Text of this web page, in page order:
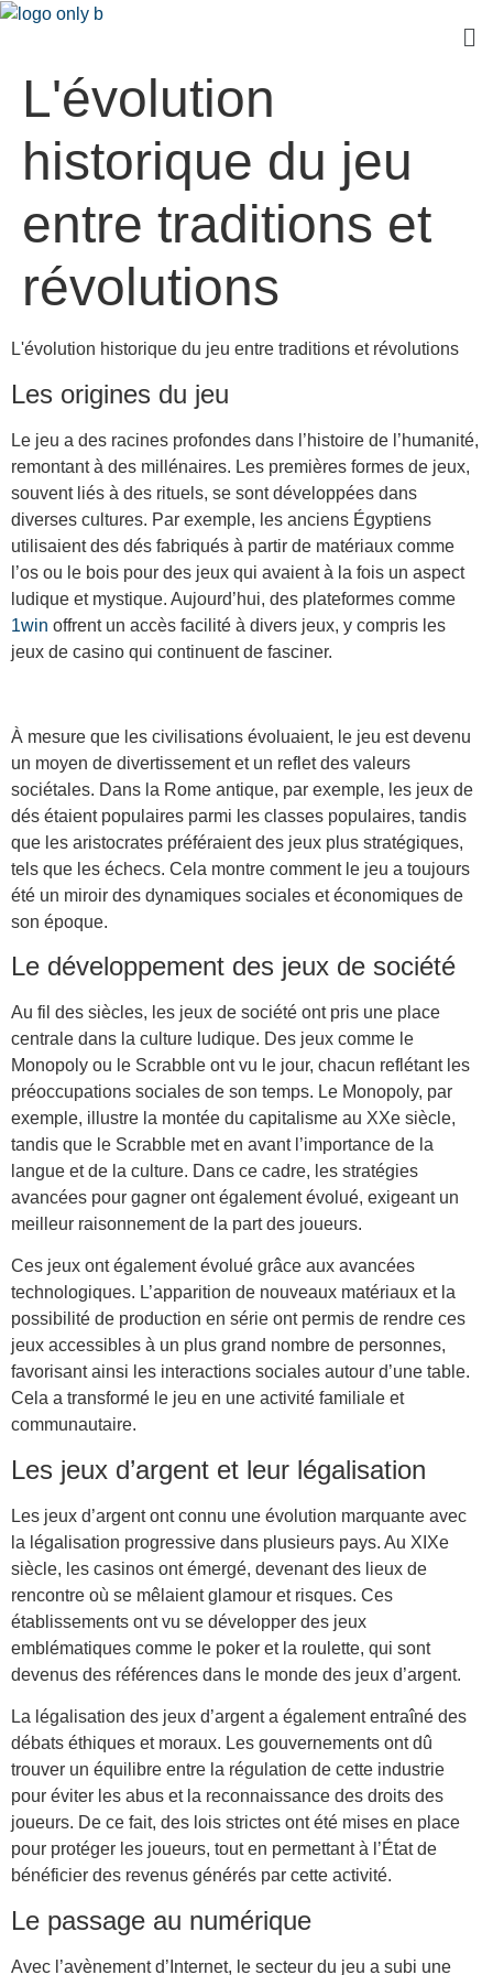
L'évolution
historique du jeu
entre traditions et
révolutions
L'évolution historique du jeu entre traditions et révolutions
Les origines du jeu
Le jeu a des racines profondes dans l’histoire de l’humanité,
remontant à des millénaires. Les premières formes de jeux,
souvent liés à des rituels, se sont développées dans
diverses cultures. Par exemple, les anciens Égyptiens
utilisaient des dés fabriqués à partir de matériaux comme
l’os ou le bois pour des jeux qui avaient à la fois un aspect
ludique et mystique. Aujourd’hui, des plateformes comme
1win offrent un accès facilité à divers jeux, y compris les
jeux de casino qui continuent de fasciner.
À mesure que les civilisations évoluaient, le jeu est devenu
un moyen de divertissement et un reflet des valeurs
sociétales. Dans la Rome antique, par exemple, les jeux de
dés étaient populaires parmi les classes populaires, tandis
que les aristocrates préféraient des jeux plus stratégiques,
tels que les échecs. Cela montre comment le jeu a toujours
été un miroir des dynamiques sociales et économiques de
son époque.
Le développement des jeux de société
Au fil des siècles, les jeux de société ont pris une place
centrale dans la culture ludique. Des jeux comme le
Monopoly ou le Scrabble ont vu le jour, chacun reflétant les
préoccupations sociales de son temps. Le Monopoly, par
exemple, illustre la montée du capitalisme au XXe siècle,
tandis que le Scrabble met en avant l’importance de la
langue et de la culture. Dans ce cadre, les stratégies
avancées pour gagner ont également évolué, exigeant un
meilleur raisonnement de la part des joueurs.
Ces jeux ont également évolué grâce aux avancées
technologiques. L’apparition de nouveaux matériaux et la
possibilité de production en série ont permis de rendre ces
jeux accessibles à un plus grand nombre de personnes,
favorisant ainsi les interactions sociales autour d’une table.
Cela a transformé le jeu en une activité familiale et
communautaire.
Les jeux d’argent et leur légalisation
Les jeux d’argent ont connu une évolution marquante avec
la légalisation progressive dans plusieurs pays. Au XIXe
siècle, les casinos ont émergé, devenant des lieux de
rencontre où se mêlaient glamour et risques. Ces
établissements ont vu se développer des jeux
emblématiques comme le poker et la roulette, qui sont
devenus des références dans le monde des jeux d’argent.
La légalisation des jeux d’argent a également entraîné des
débats éthiques et moraux. Les gouvernements ont dû
trouver un équilibre entre la régulation de cette industrie
pour éviter les abus et la reconnaissance des droits des
joueurs. De ce fait, des lois strictes ont été mises en place
pour protéger les joueurs, tout en permettant à l’État de
bénéficier des revenus générés par cette activité.
Le passage au numérique
Avec l’avènement d’Internet, le secteur du jeu a subi une